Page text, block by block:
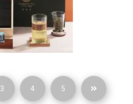
3 4 5